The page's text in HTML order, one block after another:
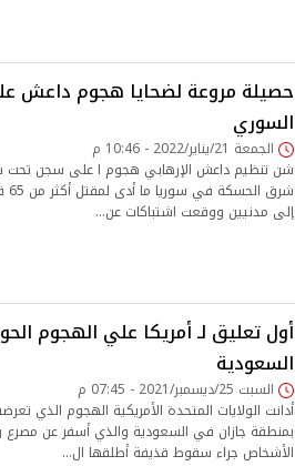
حصيلة مروعة لضحايا هجوم داعش
السوري
الجمعة 21/يناير/2022 - 10:46 م
شن تنظيم داعش الإرهابي هجوم ا على سجن تحت
إلى مدنيين ووقعت اشتباكات عن…
أول تعليق لـ أمريكا علي الهجوم
السعودية
السبت 25/ديسمبر/2021 - 07:45 م
أدانت الولايات المتحدة الأمريكية الهجوم الذي
بمنطقة جازان في السعودية والذي أسفر عن مصرع
الأشخاص جراء سقوط قذيفة أطلقها ال…